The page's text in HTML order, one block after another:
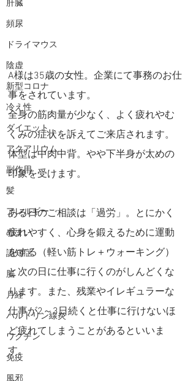
肝臓
頻尿
ドライマウス
陰虚
新型コロナ
冷え性
ダイエット
アクアリウム
副作用
髪
アレルギー
めまい
認知症
脳
月経
バルトリン線炎
ワクチン
免疫
風邪
A様は35歳の女性。企業にて事務のお仕
事をされています。
全身の筋肉量が少なく、よく疲れやむ
くみの症状を訴えてご来店されます。
体型は中肉中背。やや下半身が太めの
印象を受けます。
ある日のご相談は「過労」。とにかく
疲れやすく、心身を鍛えるために運動
をする（軽い筋トレ＋ウォーキング）
と次の日に仕事に行くのがしんどくな
ります。また、残業やイレギュラーな
仕事が2～3日続くと仕事に行けないほ
ど疲れてしまうことがあるといいま
す。